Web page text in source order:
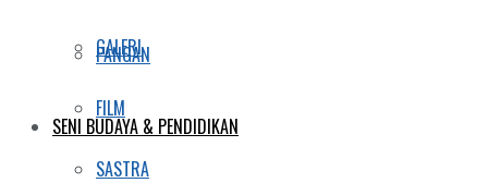
GALERI
FILM
SASTRA
PANGAN
SENI BUDAYA & PENDIDIKAN